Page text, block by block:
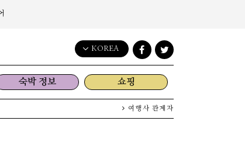
KOREA
English
日本語
한국어
简体中文
숙박 정보 쇼핑
여행사 관계자